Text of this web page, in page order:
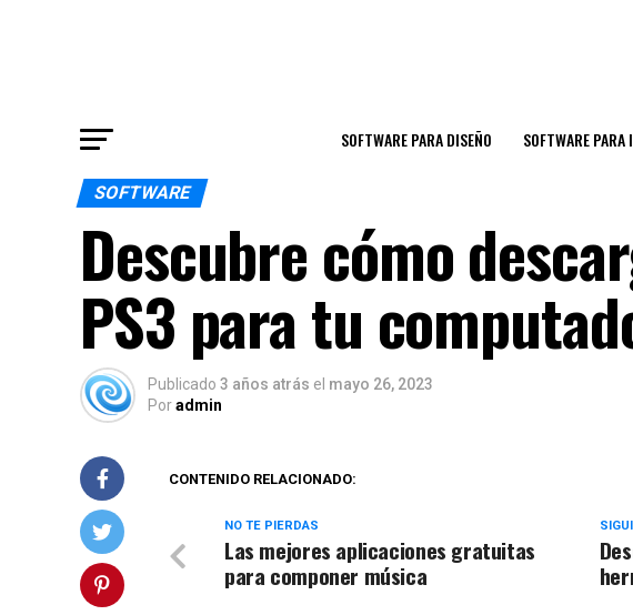
SOFTWARE PARA DISEÑO SOFTWARE PARA
SOFTWARE
Descubre cómo
PS3 para tu
Publicado 3 años atrás el mayo 26, 2023
Poradmin
CONTENIDO RELACIONADO:
NO TE PIERDAS
Las mejores aplicaciones gratuitas
para componer música